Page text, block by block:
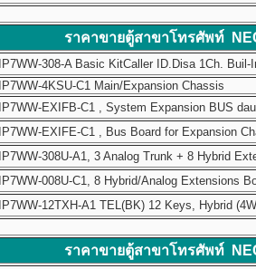
ราคาขายตู้สาขาโทรศัพท์
IP7WW-308-A Basic KitCaller ID.Disa 1Ch.
IP7WW-4KSU-C1 Main/Expansion Chassis
IP7WW-EXIFB-C1 , System Expansion BUS
IP7WW-EXIFE-C1 , Bus Board for Expansion
IP7WW-308U-A1, 3 Analog Trunk + 8 Hybrid
IP7WW-008U-C1, 8 Hybrid/Analog Extensions
IP7WW-12TXH-A1 TEL(BK) 12 Keys, Hybrid
ราคาขายตู้สาขาโทรศัพท์